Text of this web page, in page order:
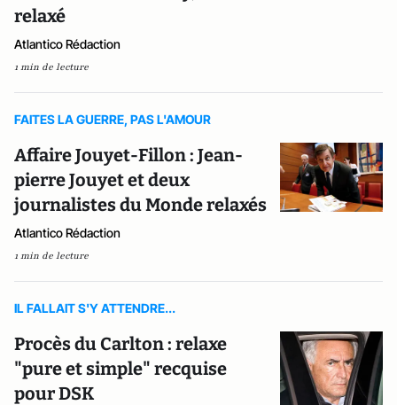
relaxé
Atlantico Rédaction
1 min de lecture
FAITES LA GUERRE, PAS L'AMOUR
Affaire Jouyet-Fillon : Jean-
pierre Jouyet et deux
journalistes du Monde relaxés
Atlantico Rédaction
1 min de lecture
IL FALLAIT S'Y ATTENDRE...
Procès du Carlton : relaxe
"pure et simple" recquise
pour DSK